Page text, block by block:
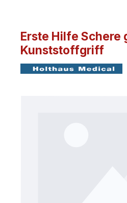
Erste Hilfe Schere
Kunststoffgriff